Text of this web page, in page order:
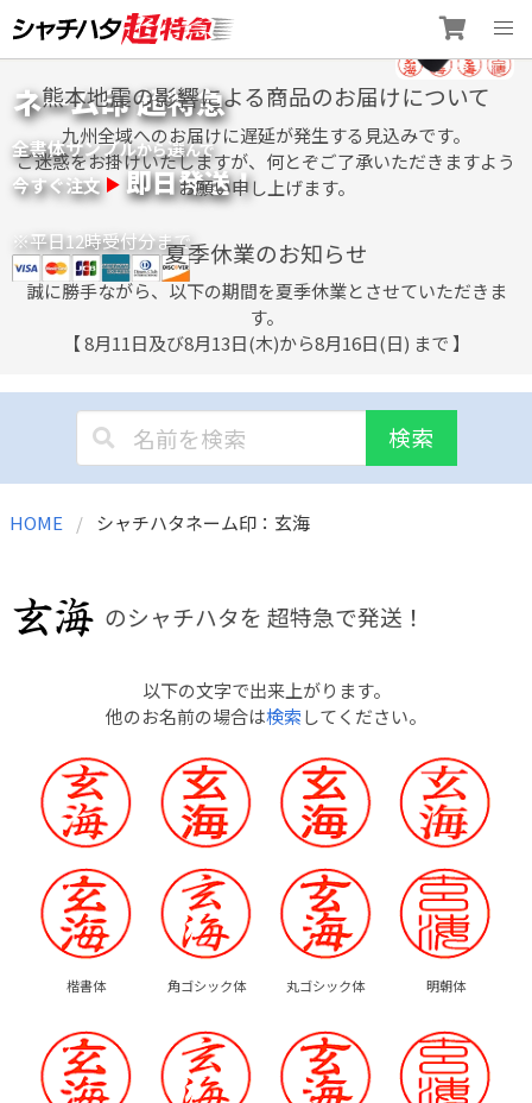
to
content
ネーム印 超特急
全書体サンプルから選んで
今すぐ注文 即日発送！
※平日12時受付分まで
熊本地震の影響による商品のお届けについて
九州全域へのお届けに遅延が発生する見込みです。
ご迷惑をお掛けいたしますが、何とぞご了承いただきますよう
お願い申し上げます。
夏季休業のお知らせ
誠に勝手ながら、以下の期間を夏季休業とさせていただきま
す。
【 8月11日及び8月13日(木)から8月16日(日) まで 】
検索
HOME シャチハタネーム印：玄海
のシャチハタを 超特急で発送！
以下の文字で出来上がります。
他のお名前の場合は検索してください。
楷書体 角ゴシック体 丸ゴシック体 明朝体